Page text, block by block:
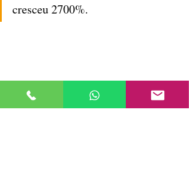
cresceu 2700%.